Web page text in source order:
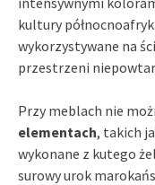
kultury
wykorzystywane na
przestrzeni
Przy meblach nie
elementach, takich
wykonane z kutego
surowy urok